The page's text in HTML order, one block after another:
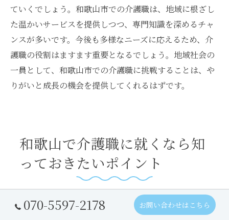
ていくでしょう。和歌山市での介護職は、地域に根ざし
た温かいサービスを提供しつつ、専門知識を深めるチャ
ンスが多いです。今後も多様なニーズに応えるため、介
護職の役割はますます重要となるでしょう。地域社会の
一員として、和歌山市での介護職に挑戦することは、や
りがいと成長の機会を提供してくれるはずです。
和歌山で介護職に就くなら知
っておきたいポイント
介護職に就く前に知っておくべき基礎知識
070-5597-2178 お問い合わせはこちら